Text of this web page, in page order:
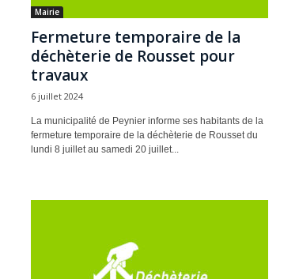
Mairie
Fermeture temporaire de la
déchèterie de Rousset pour
travaux
6 juillet 2024
La municipalité de Peynier informe ses habitants de la
fermeture temporaire de la déchèterie de Rousset du
lundi 8 juillet au samedi 20 juillet...